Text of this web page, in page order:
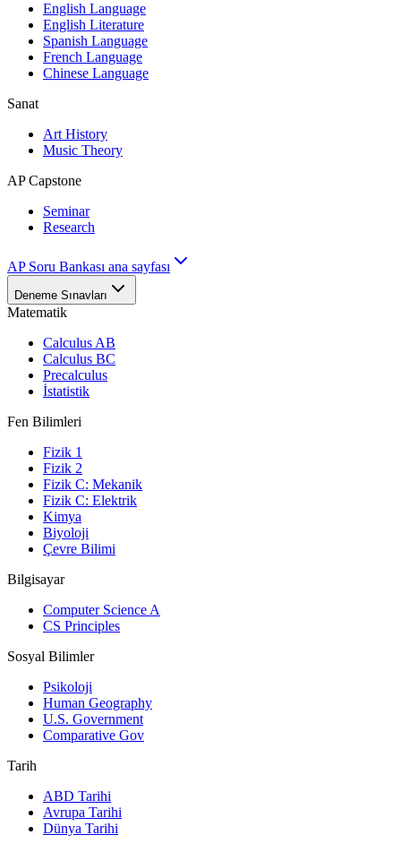
English Language
English Literature
Spanish Language
French Language
Chinese Language
Sanat
Art History
Music Theory
AP Capstone
Seminar
Research
AP Soru Bankası ana sayfası
Deneme Sınavları
Matematik
Calculus AB
Calculus BC
Precalculus
İstatistik
Fen Bilimleri
Fizik 1
Fizik 2
Fizik C: Mekanik
Fizik C: Elektrik
Kimya
Biyoloji
Çevre Bilimi
Bilgisayar
Computer Science A
CS Principles
Sosyal Bilimler
Psikoloji
Human Geography
U.S. Government
Comparative Gov
Tarih
ABD Tarihi
Avrupa Tarihi
Dünya Tarihi